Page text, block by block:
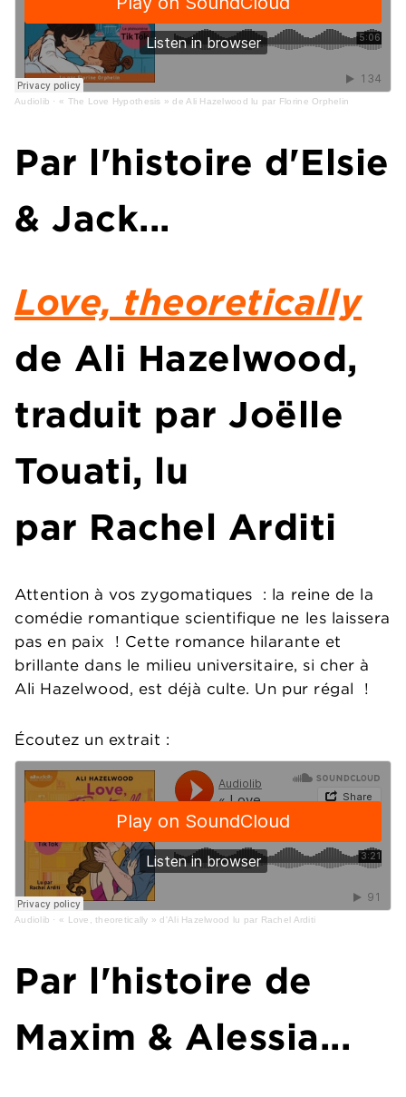
Audiolib · « The Love Hypothesis » de Ali Hazelwood lu par Florine Orphelin
Par l'histoire d'Elsie
& Jack...
Love, theoretically
de Ali Hazelwood,
traduit par Joëlle
Touati, lu
par Rachel Arditi
Attention à vos zygomatiques : la reine de la
comédie romantique scientifique ne les laissera
pas en paix ! Cette romance hilarante et
brillante dans le milieu universitaire, si cher à
Ali Hazelwood, est déjà culte. Un pur régal !
Écoutez un extrait :
Audiolib · « Love, theoretically » d'Ali Hazelwood lu par Rachel Arditi
Par l'histoire de
Maxim & Alessia...